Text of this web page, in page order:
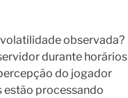
observada?
durante horários
do jogador
estão processando